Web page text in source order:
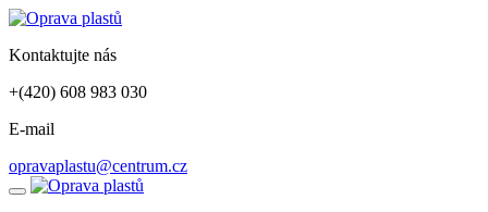
Kontaktujte nás
+(420) 608 983 030
E-mail
opravaplastu@centrum.cz